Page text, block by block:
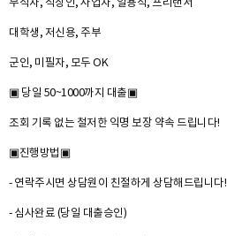
무직자, 직장인, 사업자, 일용직, 프리랜서
대학생, 저신용, 주부
군인, 미필자, 모두 OK
▣ 당일 50~1000까지 대출▣
조회 기록 없는 철저한 익명 보장 약속 드립니다!
▣진행방법▣
- 연락주시면 상담원이 친절하게 상담해드립니다!
- 심사완료 (당일 대출승인)